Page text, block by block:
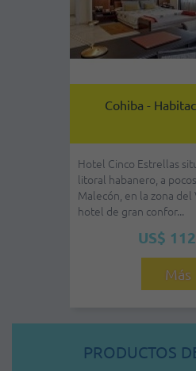
Cohiba -
Hotel Cinco Estrellas
litoral habanero, a
Malecón, en la zona del
hotel de gran confor...
US$
Más
PRODUCTOS